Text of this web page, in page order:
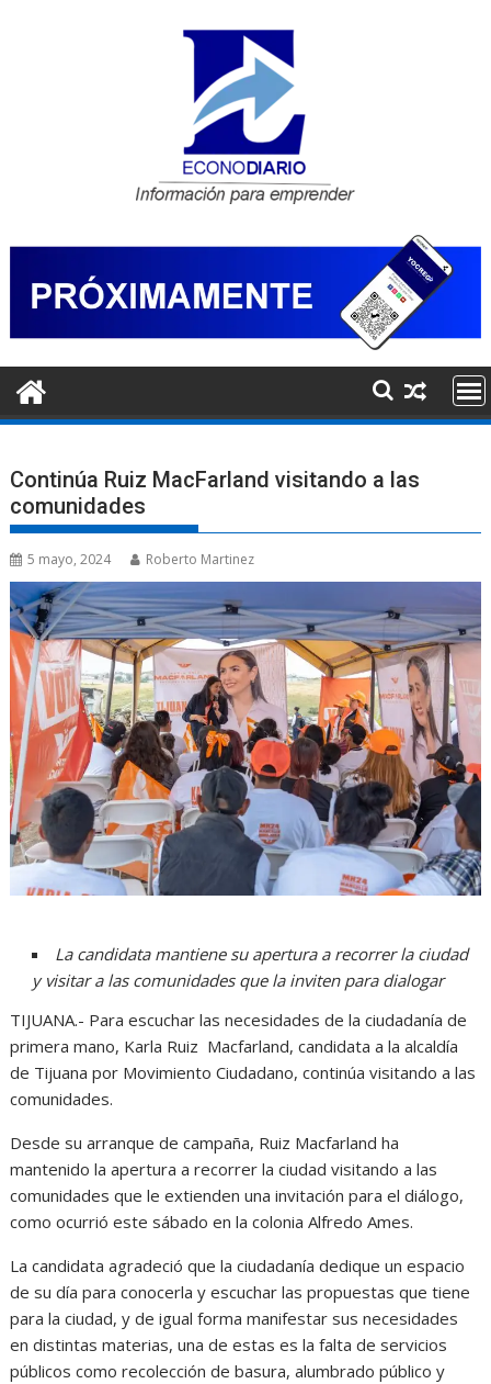
Continúa Ruiz MacFarland visitando a las
comunidades
5 mayo, 2024 Roberto Martinez
La candidata mantiene su apertura a recorrer la ciudad
y visitar a las comunidades que la inviten para dialogar
TIJUANA.- Para escuchar las necesidades de la ciudadanía de
primera mano, Karla Ruiz Macfarland, candidata a la alcaldía
de Tijuana por Movimiento Ciudadano, continúa visitando a las
comunidades.
Desde su arranque de campaña, Ruiz Macfarland ha
mantenido la apertura a recorrer la ciudad visitando a las
comunidades que le extienden una invitación para el diálogo,
como ocurrió este sábado en la colonia Alfredo Ames.
La candidata agradeció que la ciudadanía dedique un espacio
de su día para conocerla y escuchar las propuestas que tiene
para la ciudad, y de igual forma manifestar sus necesidades
en distintas materias, una de estas es la falta de servicios
públicos como recolección de basura, alumbrado público y